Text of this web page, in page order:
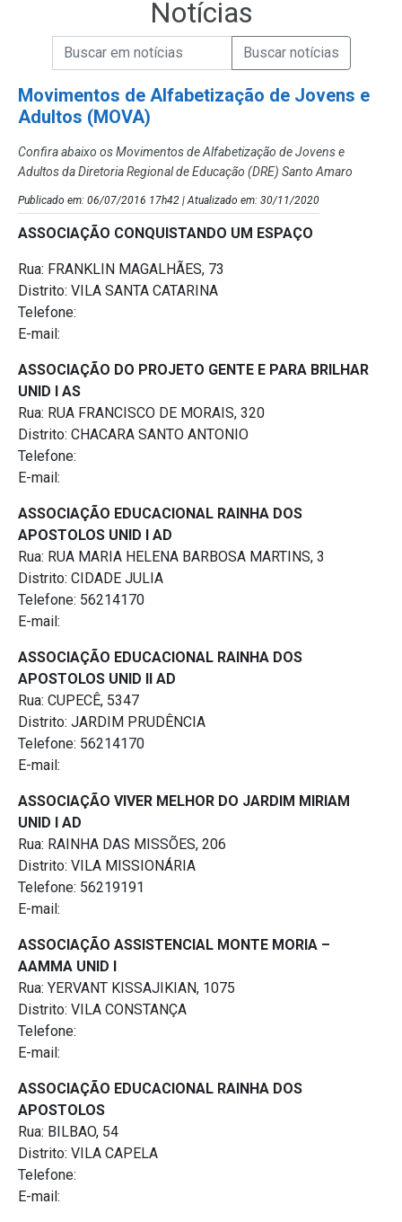
Notícias
Campo de Busca de Notícias
Campo de Busca de informaçõesEnviar a Busca de Notícias
Movimentos de Alfabetização de Jovens e
Adultos (MOVA)
Confira abaixo os Movimentos de Alfabetização de Jovens e
Adultos da Diretoria Regional de Educação (DRE) Santo Amaro
Publicado em: 06/07/2016 17h42 | Atualizado em: 30/11/2020
ASSOCIAÇÃO CONQUISTANDO UM ESPAÇO
Rua: FRANKLIN MAGALHÃES, 73
Distrito: VILA SANTA CATARINA
Telefone:
E-mail:
ASSOCIAÇÃO DO PROJETO GENTE E PARA BRILHAR
UNID I AS
Rua: RUA FRANCISCO DE MORAIS, 320
Distrito: CHACARA SANTO ANTONIO
Telefone:
E-mail:
ASSOCIAÇÃO EDUCACIONAL RAINHA DOS
APOSTOLOS UNID I AD
Rua: RUA MARIA HELENA BARBOSA MARTINS, 3
Distrito: CIDADE JULIA
Telefone: 56214170
E-mail:
ASSOCIAÇÃO EDUCACIONAL RAINHA DOS
APOSTOLOS UNID II AD
Rua: CUPECÊ, 5347
Distrito: JARDIM PRUDÊNCIA
Telefone: 56214170
E-mail:
ASSOCIAÇÃO VIVER MELHOR DO JARDIM MIRIAM
UNID I AD
Rua: RAINHA DAS MISSÕES, 206
Distrito: VILA MISSIONÁRIA
Telefone: 56219191
E-mail:
ASSOCIAÇÃO ASSISTENCIAL MONTE MORIA –
AAMMA UNID I
Rua: YERVANT KISSAJIKIAN, 1075
Distrito: VILA CONSTANÇA
Telefone:
E-mail:
ASSOCIAÇÃO EDUCACIONAL RAINHA DOS
APOSTOLOS
Rua: BILBAO, 54
Distrito: VILA CAPELA
Telefone:
E-mail: